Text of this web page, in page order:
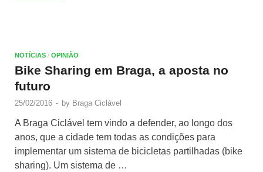
NOTÍCIAS / OPINIÃO
Bike Sharing em Braga, a aposta no
futuro
25/02/2016 - by Braga Ciclável
A Braga Ciclável tem vindo a defender, ao longo dos
anos, que a cidade tem todas as condições para
implementar um sistema de bicicletas partilhadas (bike
sharing). Um sistema de …